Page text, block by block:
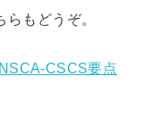
もどうぞ。
NSCA-CSCS要点